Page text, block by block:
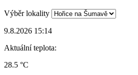
Výběr lokality
9.8.2026 15:14
Aktuální teplota:
28.5 °C